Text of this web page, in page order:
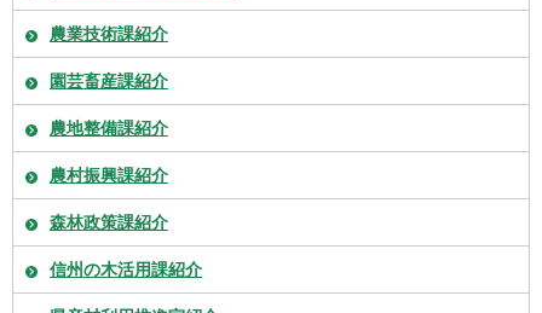
農業技術課紹介
園芸畜産課紹介
農地整備課紹介
農村振興課紹介
森林政策課紹介
信州の木活用課紹介